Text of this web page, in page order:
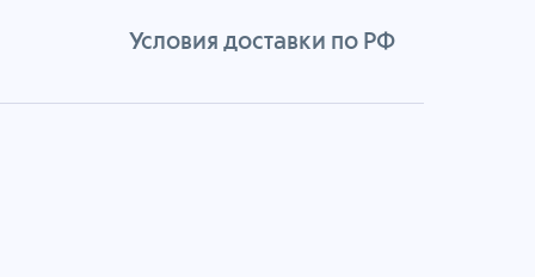
Условия доставки по РФ